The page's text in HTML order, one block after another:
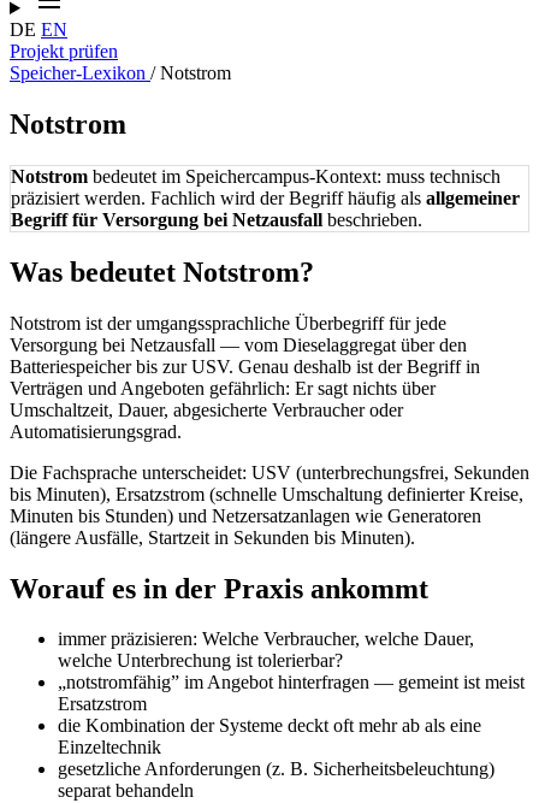
DE EN
Projekt prüfen
Speicher-Lexikon /Notstrom
Notstrom
Notstrom bedeutet im Speichercampus-Kontext: muss technisch
präzisiert werden. Fachlich wird der Begriff häufig als allgemeiner
Begriff für Versorgung bei Netzausfall beschrieben.
Was bedeutet Notstrom?
Notstrom ist der umgangssprachliche Überbegriff für jede
Versorgung bei Netzausfall — vom Dieselaggregat über den
Batteriespeicher bis zur USV. Genau deshalb ist der Begriff in
Verträgen und Angeboten gefährlich: Er sagt nichts über
Umschaltzeit, Dauer, abgesicherte Verbraucher oder
Automatisierungsgrad.
Die Fachsprache unterscheidet: USV (unterbrechungsfrei, Sekunden
bis Minuten), Ersatzstrom (schnelle Umschaltung definierter Kreise,
Minuten bis Stunden) und Netzersatzanlagen wie Generatoren
(längere Ausfälle, Startzeit in Sekunden bis Minuten).
Worauf es in der Praxis ankommt
immer präzisieren: Welche Verbraucher, welche Dauer,
welche Unterbrechung ist tolerierbar?
„notstromfähig” im Angebot hinterfragen — gemeint ist meist
Ersatzstrom
die Kombination der Systeme deckt oft mehr ab als eine
Einzeltechnik
gesetzliche Anforderungen (z. B. Sicherheitsbeleuchtung)
separat behandeln